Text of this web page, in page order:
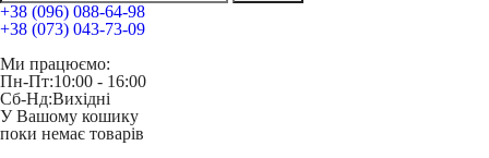
+38 (096) 088-64-98
+38 (073) 043-73-09
Ми працюємо:
Пн-Пт:10:00 - 16:00
Сб-Нд:Вихідні
У Вашому кошику
поки немає товарів